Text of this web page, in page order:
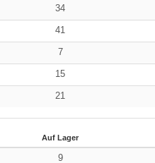
34
41
7
15
21
Auf Lager
9